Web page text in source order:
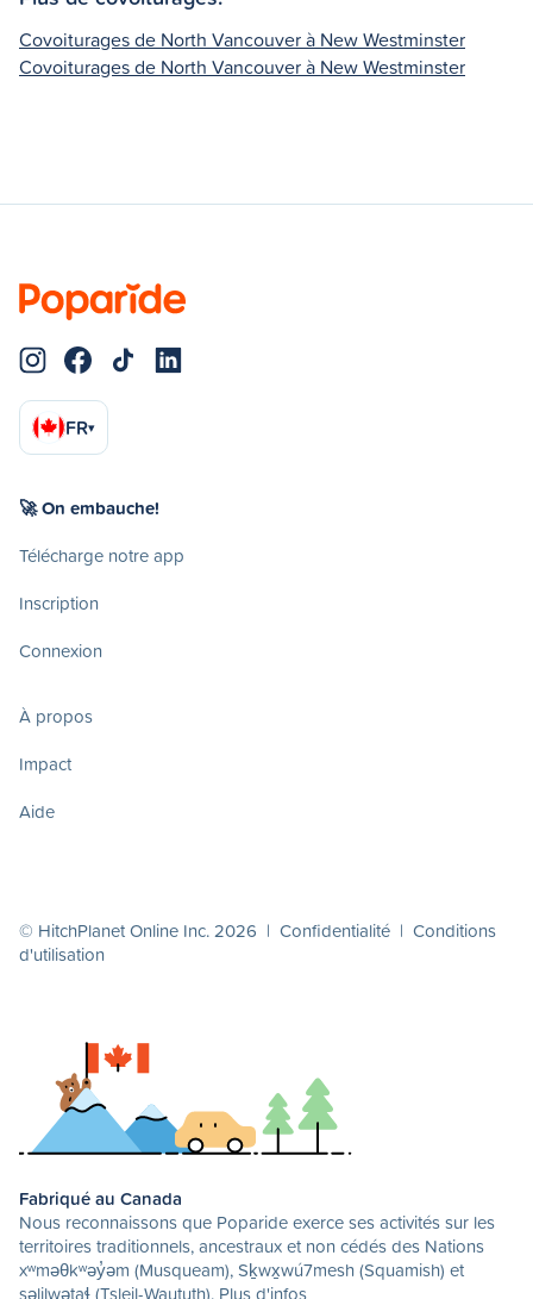
Covoiturages de North Vancouver à New Westminster
Covoiturages de North Vancouver à New Westminster
FR▾
🚀 On embauche!
Télécharge notre app
Inscription
Connexion
À propos
Impact
Aide
© HitchPlanet Online Inc. 2026 | Confidentialité | Conditions
d'utilisation
Fabriqué au Canada
Nous reconnaissons que Poparide exerce ses activités sur les
territoires traditionnels, ancestraux et non cédés des Nations
xʷməθkʷəy̓əm (Musqueam), Sḵwx̱wú7mesh (Squamish) et
səlilwətaɬ (Tsleil-Waututh). Plus d'infos